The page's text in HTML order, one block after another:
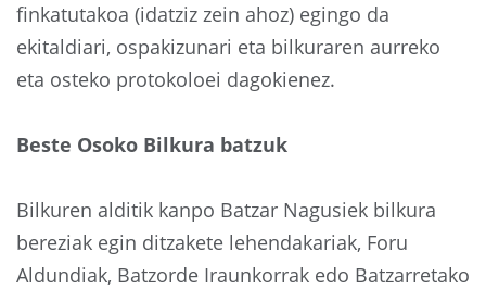
finkatutakoa (idatziz zein ahoz) egingo da
ekitaldiari, ospakizunari eta bilkuraren aurreko
eta osteko protokoloei dagokienez.
Beste Osoko Bilkura batzuk
Bilkuren alditik kanpo Batzar Nagusiek bilkura
bereziak egin ditzakete lehendakariak, Foru
Aldundiak, Batzorde Iraunkorrak edo Batzarretako